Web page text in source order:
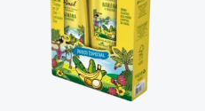
PEG-90M, cloruro de
amonio, policuaternio-10,
perfume, cloruro de
hidroxipropiltrimonio de
metilcloroisotiazolinona